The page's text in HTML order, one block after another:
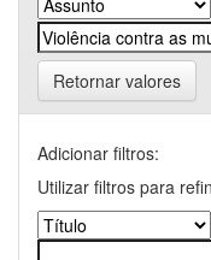
Retornar valores
Adicionar filtros:
Utilizar filtros para